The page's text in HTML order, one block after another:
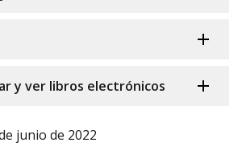
y ver libros electrónicos
junio de 2022